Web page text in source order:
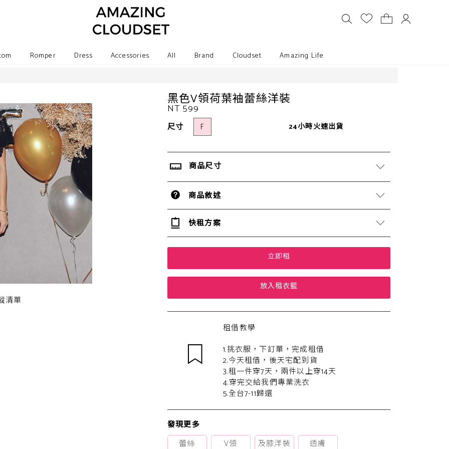
Romper Dress Accessories All Brand Cloudset Amazing Life
清單
黑色V領荷葉袖蕾絲洋裝
NT 599
尺寸 F 24小時火速出貨
商品尺寸
商品敘述
快租方案
立即租
放入租衣籃
租借教學
1.挑衣服，下訂單，完成租借
2.今天租借，後天宅配到貨
3.租一件穿7天，兩件以上穿14天
4.穿完交給我們專業洗衣
5.全台7-11歸還
發現更多
蕾絲
V領 及膝洋裝 透膚